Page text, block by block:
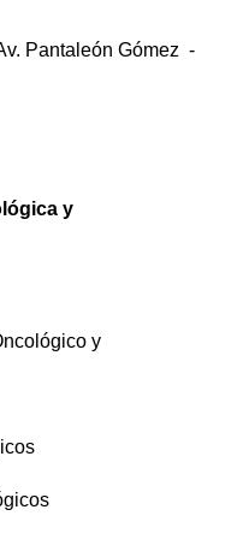
Pantaleón Gómez -
y
y